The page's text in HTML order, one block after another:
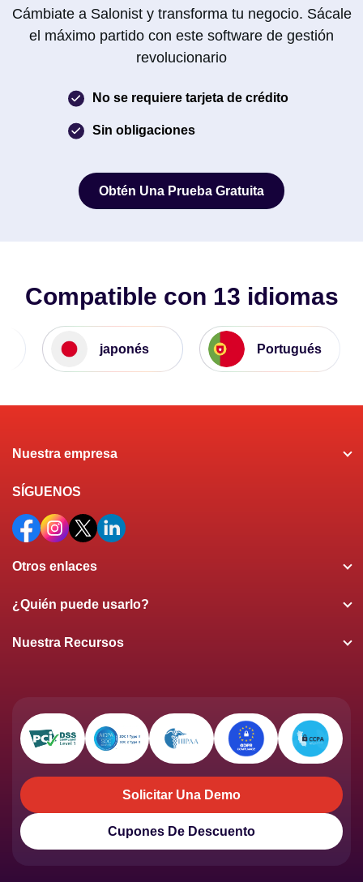
Cámbiate a Salonist y transforma tu negocio. Sácale
el máximo partido con este software de gestión
revolucionario
No se requiere tarjeta de crédito
Sin obligaciones
Obtén Una Prueba Gratuita
Compatible con 13 idiomas
japonés Portugués
Nuestra empresa
SÍGUENOS
Otros enlaces
¿Quién puede usarlo?
Nuestra Recursos
Solicitar Una Demo
Cupones De Descuento